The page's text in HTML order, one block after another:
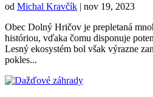
od Michal Kravčík | nov 19, 2023
Obec Dolný Hričov je prepletaná
históriou, vďaka čomu disponuje
Lesný ekosystém bol však výrazne
pokles...